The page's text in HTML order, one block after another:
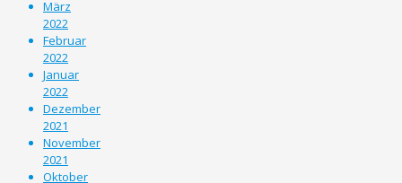
März
2022
Februar
2022
Januar
2022
Dezember
2021
November
2021
Oktober